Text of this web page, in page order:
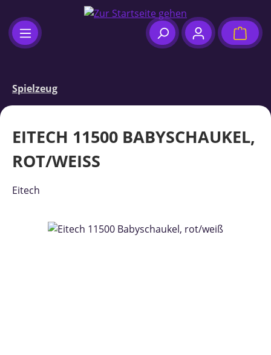
Zum Hauptinhalt springen
Spielzeug
EITECH 11500 BABYSCHAUKEL,
ROT/WEISS
Eitech
Bildergalerie überspringen